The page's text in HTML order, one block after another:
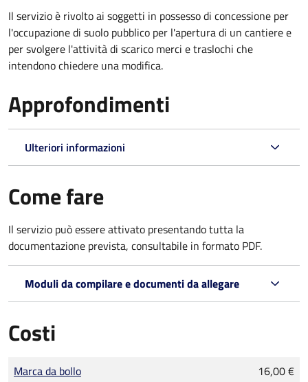
Il servizio è rivolto ai soggetti in possesso di concessione per
l'occupazione di suolo pubblico per l'apertura di un cantiere e
per svolgere l'attività di scarico merci e traslochi che
intendono chiedere una modifica.
Approfondimenti
Ulteriori informazioni
Come fare
Il servizio può essere attivato presentando tutta la
documentazione prevista, consultabile in formato PDF.
Moduli da compilare e documenti da allegare
Costi
Tipo di pagamento
Importo
Marca da bollo 16,00 €